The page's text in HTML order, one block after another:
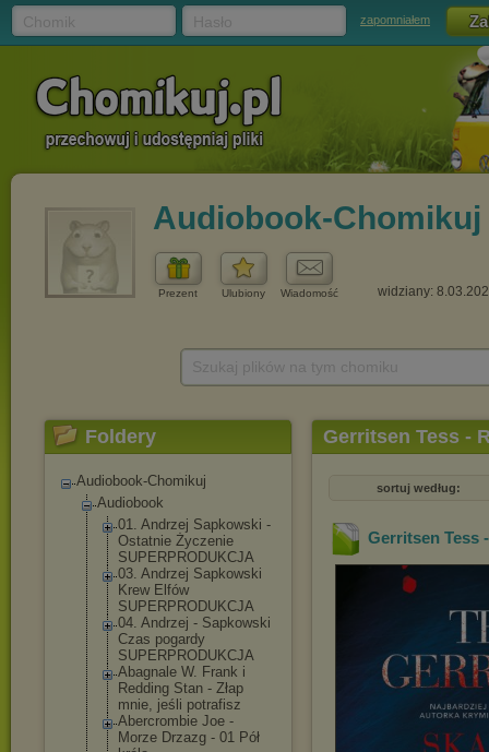
zapomniałem
Audiobook-Chomikuj
Prezent Ulubiony Wiadomość widziany:
Foldery
Audiobook-Chomikuj
Audiobook
01. Andrzej Sapkowski -
Ostatnie Życzenie
SUPERPRODUKCJA
03. Andrzej Sapkowski
Krew Elfów
SUPERPRODUKCJA
04. Andrzej - Sapkowski
Czas pogardy
SUPERPRODUKCJA
Abagnale W. Frank i
Redding Stan - Złap
mnie, jeśli potrafisz
Abercrombie Joe -
Morze Drzazg - 01 Pół
Gerritsen Tess -
sortuj według:
Gerritsen Tess